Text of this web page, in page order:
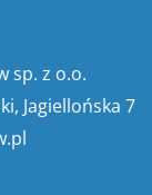
sp. z o.o.
Jagiellońska 7